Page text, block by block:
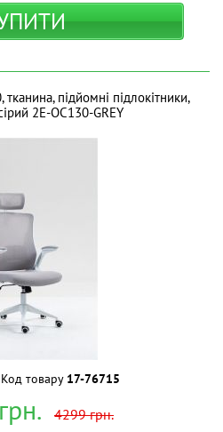
підйомні підлокітники,
2E-OC130-GREY
Код товару 17-76715
грн. 4299грн.